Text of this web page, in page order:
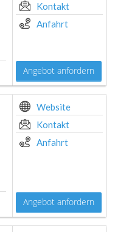
Kontakt
Anfahrt
Angebot anfordern
Website
Kontakt
Anfahrt
Angebot anfordern